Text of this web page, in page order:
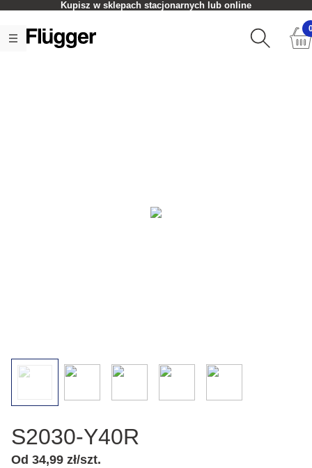
Kupisz w sklepach stacjonarnych lub online
S2030-Y40R
Od 34,99 zł/szt.